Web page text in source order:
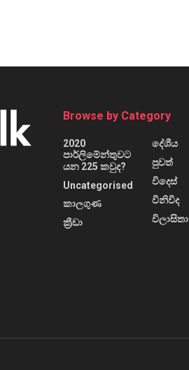
Browse by Category
2020
පාර්ලිමේන්තුවට
යන 225 කවුද?
Uncategorised
කාලගුණ
ක්‍රීඩා
දේශීය
පුවත්
විදෙස්
විනිවිද
විලාසිතා